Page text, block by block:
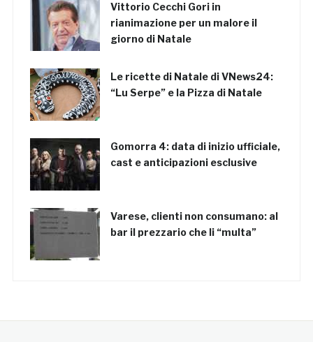
Vittorio Cecchi Gori in
rianimazione per un malore il
giorno di Natale
Le ricette di Natale di VNews24:
“Lu Serpe” e la Pizza di Natale
Gomorra 4: data di inizio ufficiale,
cast e anticipazioni esclusive
Varese, clienti non consumano: al
bar il prezzario che li “multa”